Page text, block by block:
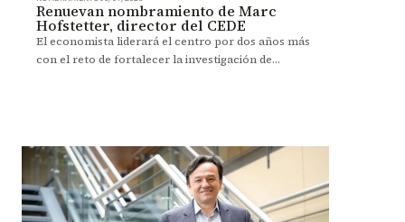
Renuevan nombramiento de Marc
Hofstetter, director del CEDE
El economista liderará el centro por dos años más
con el reto de fortalecer la investigación de